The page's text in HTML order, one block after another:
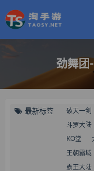
劲舞团
最新标签 破天一剑
斗罗大陆
KO堂
王朝霸域
霸王大陆